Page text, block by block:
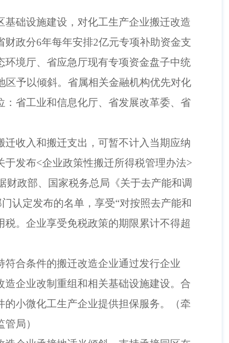
础设施建设，对化工生产企业搬迁改造
财政分6年每年安排2亿元专项补助资金支
境厅、省应急厅现有专项资金盘子中统
予以倾斜。省属相关金融机构优先对化
省工业和信息化厅、省发展改革委、省
收入和搬迁支出，可暂不计入当期应纳
于发布<企业政策性搬迁所得税管理办法>
政部、国家税务总局《关于去产能和调
认定发布的名单，享受“对按照去产能和
。企业享受免税政策的期限累计不得超
合条件的搬迁改造企业通过发行企业
企业改制重组和相关基础设施建设。合
小微化工生产企业提供担保服务。
（牵
管局）